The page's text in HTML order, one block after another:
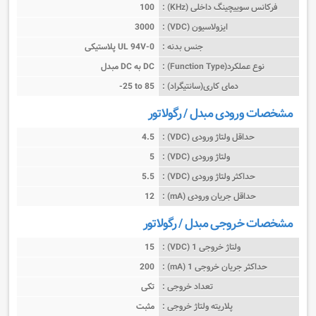
فرکانس سوییچینگ داخلی (KHz) :
100
ایزولاسیون (VDC) :
3000
جنس بدنه : پلاستیکی UL 94V-0
نوع عملکرد(Function Type) :
مبدل DC به DC
دمای کاری(سانتیگراد) : -25 to 85
مشخصات ورودی مبدل / رگولاتور
حداقل ولتاژ ورودی (VDC) :
4.5
ولتاژ ورودی (VDC) :
5
حداکثر ولتاژ ورودی (VDC) :
5.5
حداقل جریان ورودی (mA) :
12
مشخصات خروجی مبدل / رگولاتور
ولتاژ خروجی 1 (VDC) :
15
حداکثر جریان خروجی 1 (mA) :
200
تعداد خروجی : تکی
پلاریته ولتاژ خروجی : مثبت